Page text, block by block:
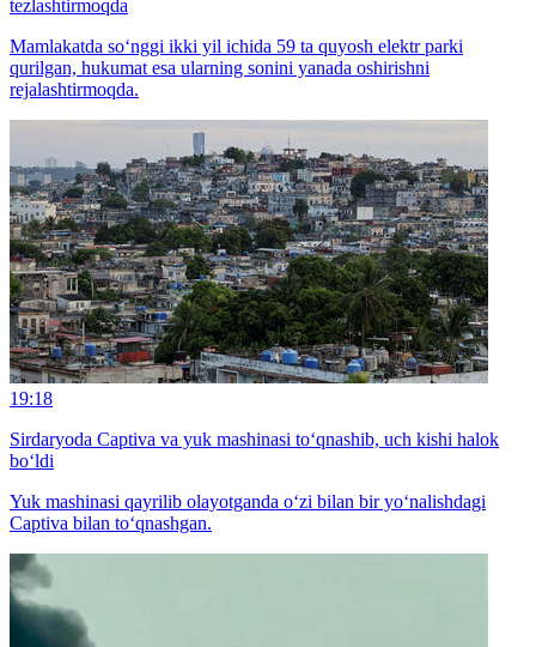
tezlashtirmoqda
Mamlakatda so‘nggi ikki yil ichida 59 ta quyosh elektr parki
qurilgan, hukumat esa ularning sonini yanada oshirishni
rejalashtirmoqda.
19:18
Sirdaryoda Captiva va yuk mashinasi to‘qnashib, uch kishi halok
bo‘ldi
Yuk mashinasi qayrilib olayotganda o‘zi bilan bir yo‘nalishdagi
Captiva bilan to‘qnashgan.